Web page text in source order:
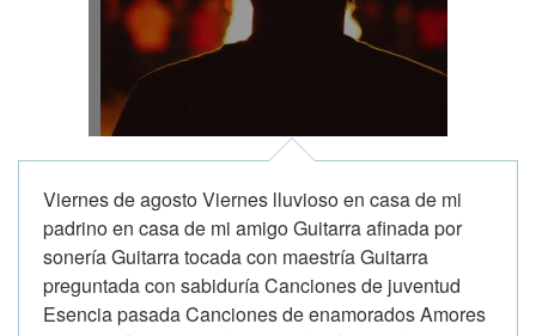
Viernes de agosto Viernes lluvioso en casa de mi
padrino en casa de mi amigo Guitarra afinada por
sonería Guitarra tocada con maestría Guitarra
preguntada con sabiduría Canciones de juventud
Esencia pasada Canciones de enamorados Amores